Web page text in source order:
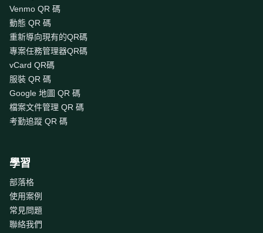
Venmo QR 碼
動態 QR 碼
重新導向現有的QR碼
專案任務管理器QR碼
vCard QR碼
服裝 QR 碼
Google 地圖 QR 碼
檔案文件管理 QR 碼
考勤追蹤 QR 碼
學習
部落格
使用案例
常見問題
聯絡我們